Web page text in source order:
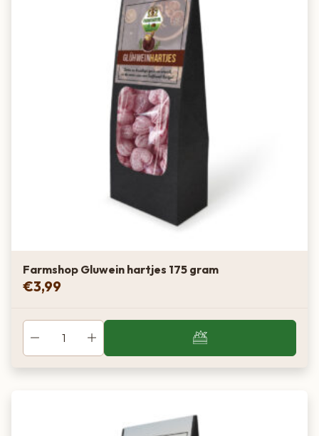
Farmshop Gluwein hartjes 175 gram
€3,99